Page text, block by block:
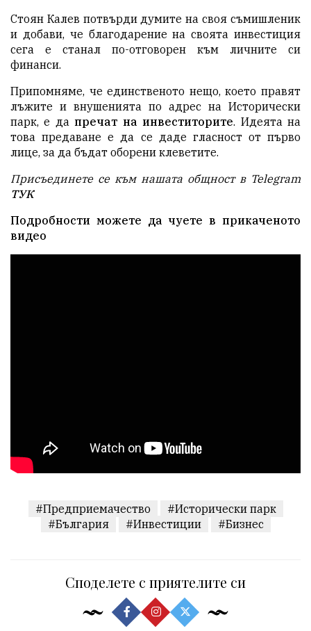
Стоян Калев потвърди думите на своя съмишленик
и добави, че благодарение на своята инвестиция
сега е станал по-отговорен към личните си
финанси.
Припомняме, че единственото нещо, което правят
лъжите и внушенията по адрес на Исторически
парк, е да пречат на инвеститорите. Идеята на
това предаване е да се даде гласност от първо
лице, за да бъдат оборени клеветите.
Присъединете се към нашата общност в Telegram
ТУК
Подробности можете да чуете в прикаченото
видео
#Предприемачество
#Исторически парк
#България
#Инвестиции #Бизнес
Споделете с приятелите си